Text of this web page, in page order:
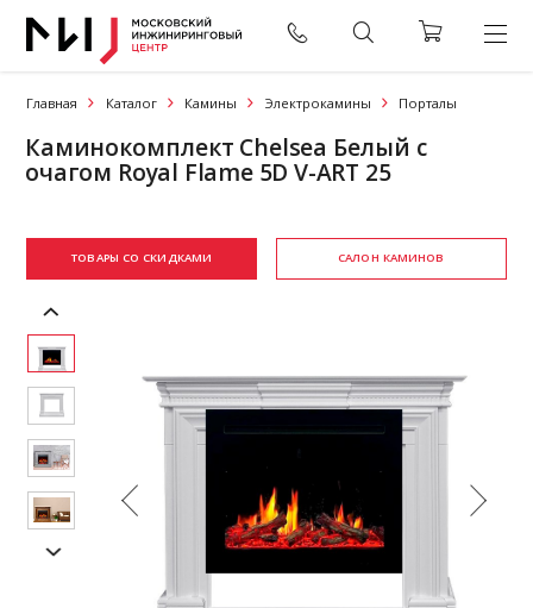
Главная Каталог Камины Электрокамины Порталы
Каминокомплект Chelsea Белый с
очагом Royal Flame 5D V-ART 25
ТОВАРЫ СО СКИДКАМИ САЛОН КАМИНОВ